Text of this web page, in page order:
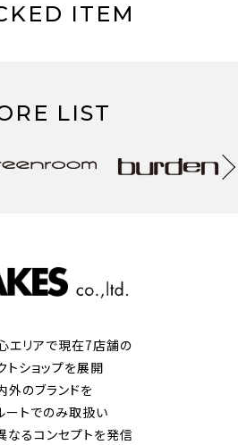
ITEM
LIST
エリアで現在7店舗の
トショップを展開
外のブランドを
ートでのみ取扱い
なるコンセプトを発信